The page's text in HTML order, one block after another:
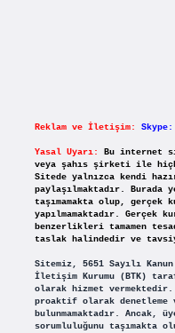
Reklam ve İletişim:
Yasal Uyarı:
Bu internet
veya şahıs şirketi ile
Sitede yalnızca kendi
paylaşılmaktadır.
taşımamakta olup, gerçek
yapılmamaktadır.
benzerlikleri tamamen
taslak halindedir ve
Sitemiz, 5651 Sayılı
İletişim Kurumu (BTK)
olarak hizmet
proaktif olarak denetleme
bulunmamaktadır. Ancak,
sorumluluğunu taşımakta